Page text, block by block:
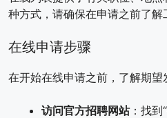
种方式，请确保在申请之前了解
在线申请步骤
在开始在线申请之前，了解期望
访问官方招聘网站：找到